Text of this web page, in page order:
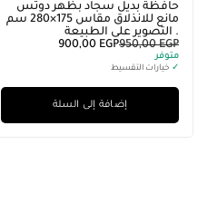
حافظة بديل سجاد بظهر دوتس
مانع للانذلاق مقاس 175×280 سم
. التصوير على الطبيعة
950,00EGP
900,00 EGP
متوفر
✓ خيارات التقسيط
إضافة إلى السلة